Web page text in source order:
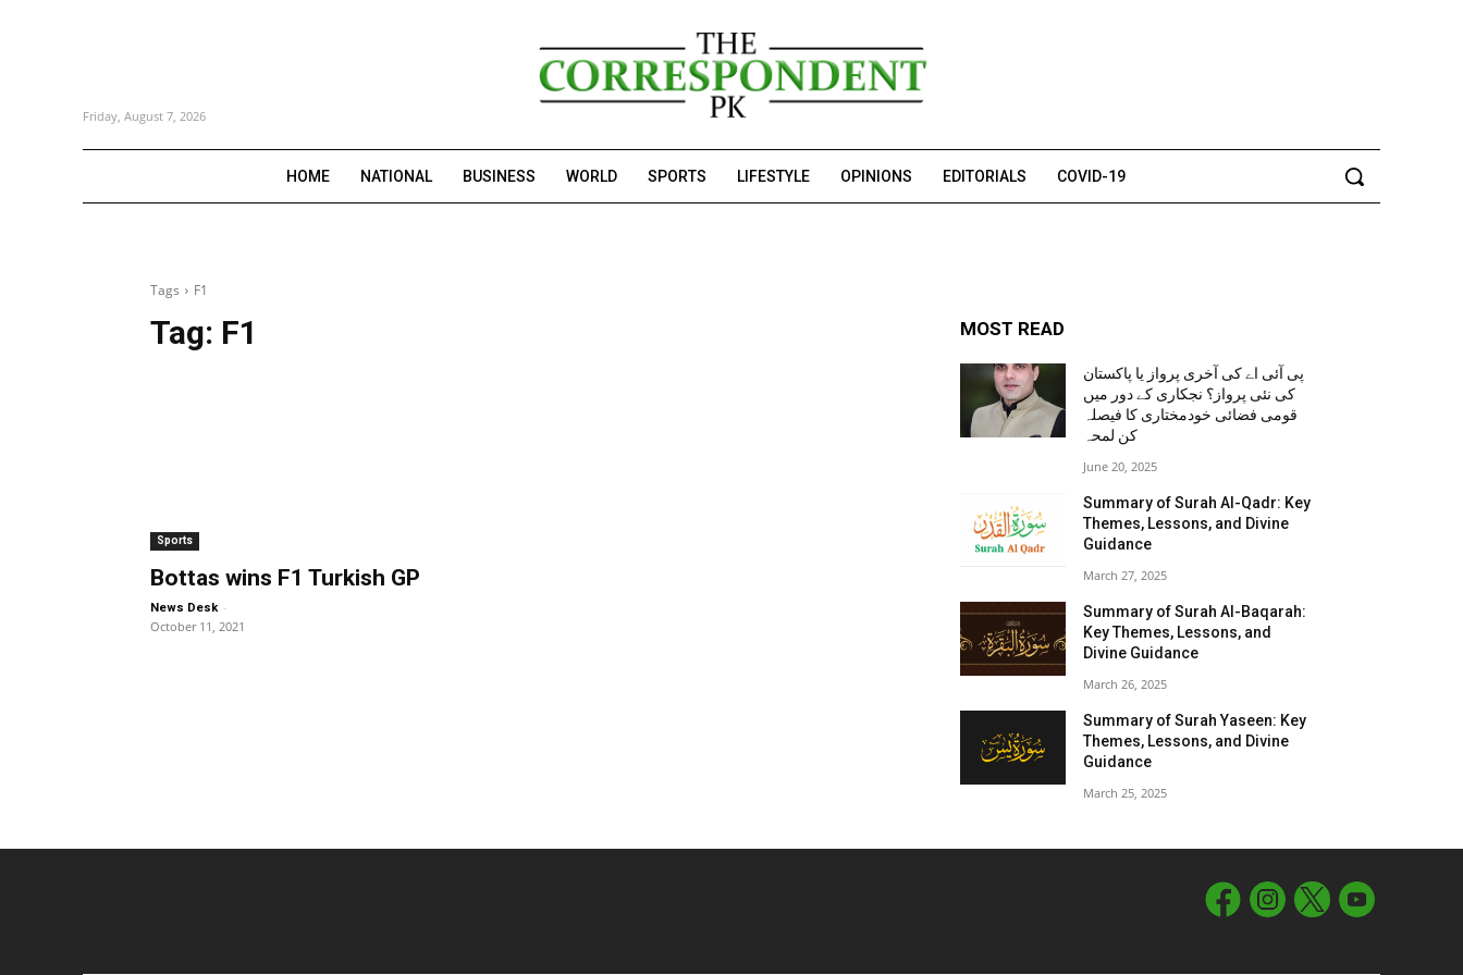
Friday, August 7, 2026
HOME NATIONAL BUSINESS WORLD SPORTS LIFESTYLE OPINIONS EDITORIALS COVID-19
Tags F1
Tag: F1
Sports
Bottas wins F1 Turkish GP
News Desk -
October 11, 2021
MOST READ
پی آئی اے کی آخری پرواز یا پاکستان
کی نئی پرواز؟ نجکاری کے دور میں
قومی فضائی خودمختاری کا فیصلہ
کن لمحہ
June 20, 2025
Summary of Surah Al-Qadr: Key
Themes, Lessons, and Divine
Guidance
March 27, 2025
Summary of Surah Al-Baqarah:
Key Themes, Lessons, and
Divine Guidance
March 26, 2025
Summary of Surah Yaseen: Key
Themes, Lessons, and Divine
Guidance
March 25, 2025